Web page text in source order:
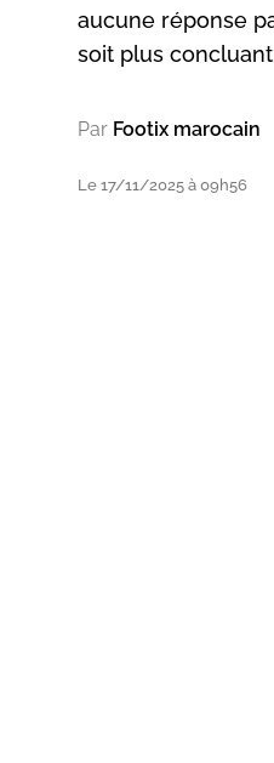
aucune réponse
soit plus
Par Footix marocain
Le 17/11/2025 à 09h56